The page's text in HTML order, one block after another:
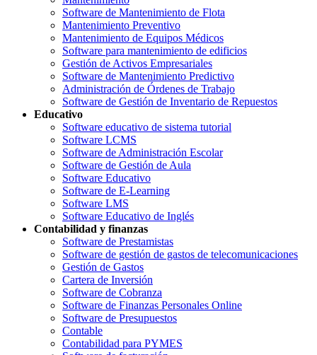
Software de Mantenimiento de Flota
Mantenimiento Preventivo
Mantenimiento de Equipos Médicos
Software para mantenimiento de edificios
Gestión de Activos Empresariales
Software de Mantenimiento Predictivo
Administración de Órdenes de Trabajo
Software de Gestión de Inventario de Repuestos
Educativo
Software educativo de sistema tutorial
Software LCMS
Software de Administración Escolar
Software de Gestión de Aula
Software Educativo
Software de E-Learning
Software LMS
Software Educativo de Inglés
Contabilidad y finanzas
Software de Prestamistas
Software de gestión de gastos de telecomunicaciones
Gestión de Gastos
Cartera de Inversión
Software de Cobranza
Software de Finanzas Personales Online
Software de Presupuestos
Contable
Contabilidad para PYMES